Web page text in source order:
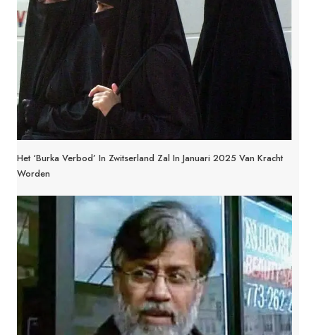
Het ‘Burka Verbod’ In Zwitserland Zal In Januari 2025 Van Kracht
Worden